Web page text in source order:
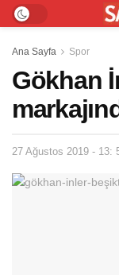
Ana Sayfa Spor
Gökhan
27 Ağustos 2019 - 13: